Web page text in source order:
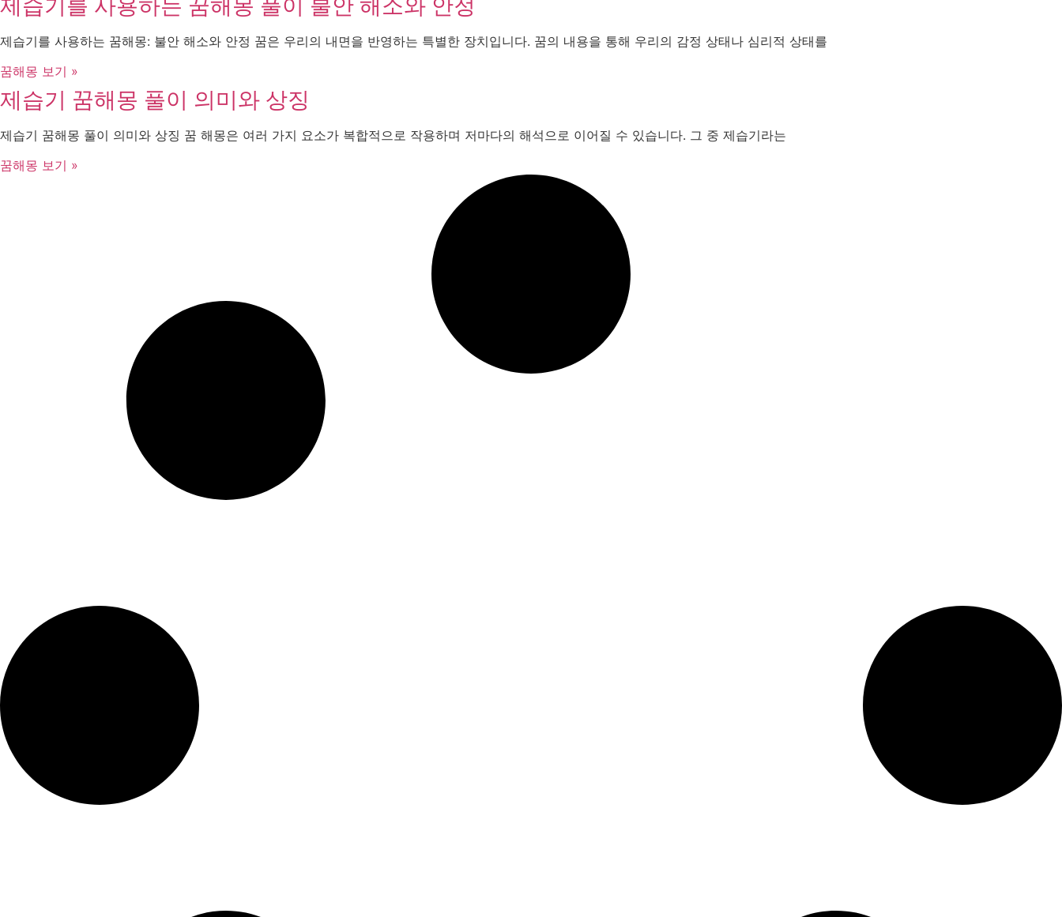
제습기를 사용하는 꿈해몽: 불안 해소와 안정 꿈은 우리의 내면을 반영하는 특별한 장치입니다. 꿈의 내용을 통해 우리의 감정 상태나 심리적 상태를
꿈해몽 보기 »
제습기 꿈해몽 풀이 의미와 상징
제습기 꿈해몽 풀이 의미와 상징 꿈 해몽은 여러 가지 요소가 복합적으로 작용하며 저마다의 해석으로 이어질 수 있습니다. 그 중 제습기라는
꿈해몽 보기 »